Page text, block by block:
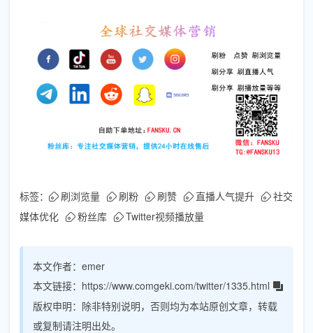
标签： 刷浏览量 刷粉 刷赞 直播人气提升
社交
媒体优化
粉丝库 Twitter视频播放量
本文作者： emer
本文链接： https://www.comgeki.com/twitter/1335.html
版权申明： 除非特别说明，否则均为本站原创文章，转载
或复制请注明出处。